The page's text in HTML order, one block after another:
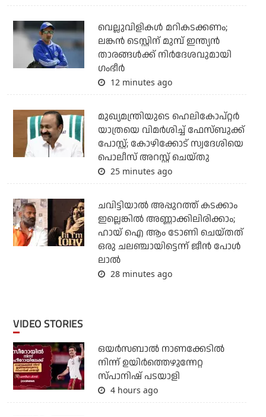
വെല്ലുവിളികള്‍ മറികടക്കണം;
ലങ്കന്‍ ടെസ്റ്റിന് മുമ്പ് ഇന്ത്യന്‍
താരങ്ങള്‍ക്ക് നിര്‍ദേശവുമായി
ഗംഭീര്‍
12 minutes ago
മുഖ്യമന്ത്രിയുടെ ഹെലികോപ്റ്റര്‍
യാത്രയെ വിമര്‍ശിച്ച് ഫേസ്ബുക്ക്
പോസ്റ്റ്; കോഴിക്കോട് സ്വദേശിയെ
പൊലീസ് അറസ്റ്റ് ചെയ്തു
25 minutes ago
ചവിട്ടിയാല്‍ അപ്പുറത്ത് കടക്കാം
ഇല്ലെങ്കില്‍ അണ്ണാക്കിലിരിക്കാം;
ഹായ് ഐ ആം ടോണി ചെയ്തത്
ഒരു ചലഞ്ചായിട്ടെന്ന് ജീന്‍ പോള്‍
ലാല്‍
28 minutes ago
VIDEO STORIES
ഒയര്‍സബാൽ നാണക്കേടിൽ
നിന്ന് ഉയിർത്തെഴുന്നേറ്റ
സ്പാനിഷ് പടയാളി
4 hours ago